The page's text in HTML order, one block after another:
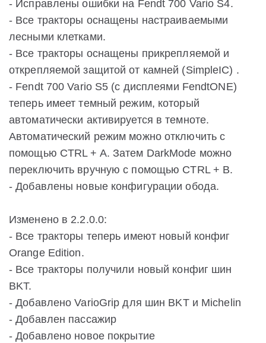
- Исправлены ошибки на Fendt 700 Vario S4.
- Все тракторы оснащены настраиваемыми
лесными клетками.
- Все тракторы оснащены прикрепляемой и
открепляемой защитой от камней (SimpleIC) .
- Fendt 700 Vario S5 (с дисплеями FendtONE)
теперь имеет темный режим, который
автоматически активируется в темноте.
Автоматический режим можно отключить с
помощью CTRL + A. Затем DarkMode можно
переключить вручную с помощью CTRL + B.
- Добавлены новые конфигурации обода.
Изменено в 2.2.0.0:
- Все тракторы теперь имеют новый конфиг
Orange Edition.
- Все тракторы получили новый конфиг шин
BKT.
- Добавлено VarioGrip для шин BKT и Michelin
- Добавлен пассажир
- Добавлено новое покрытие